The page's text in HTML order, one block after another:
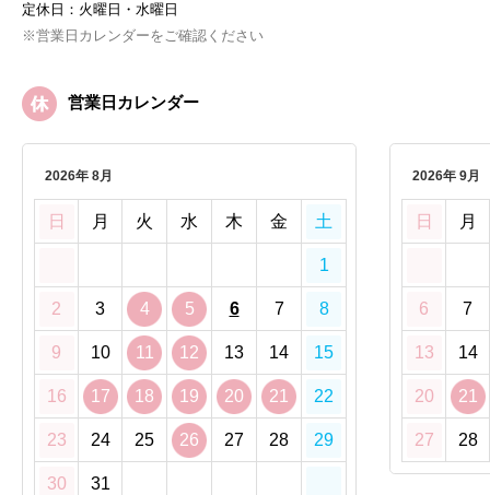
定休日：火曜日・水曜日
※営業日カレンダーをご確認ください
営業日カレンダー
2026年 8月
日 月 火 水 木 金 土
1
2 3 4 5 6 7 8
9 10 11 12 13 14 15
16 17 18 19 20 21 22
23 24 25 26 27 28 29
30 31
2026年 9月
日 月
6 7
13 14
20 21
27 28